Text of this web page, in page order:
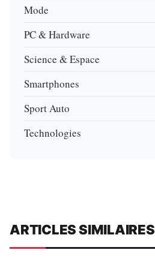
Mode
PC & Hardware
Science & Espace
Smartphones
Sport Auto
Technologies
ARTICLES SIMILAIRES